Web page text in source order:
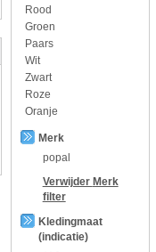
Rood
Groen
Paars
Wit
Zwart
Roze
Oranje
Merk
popal
Verwijder Merk
filter
Kledingmaat
(indicatie)